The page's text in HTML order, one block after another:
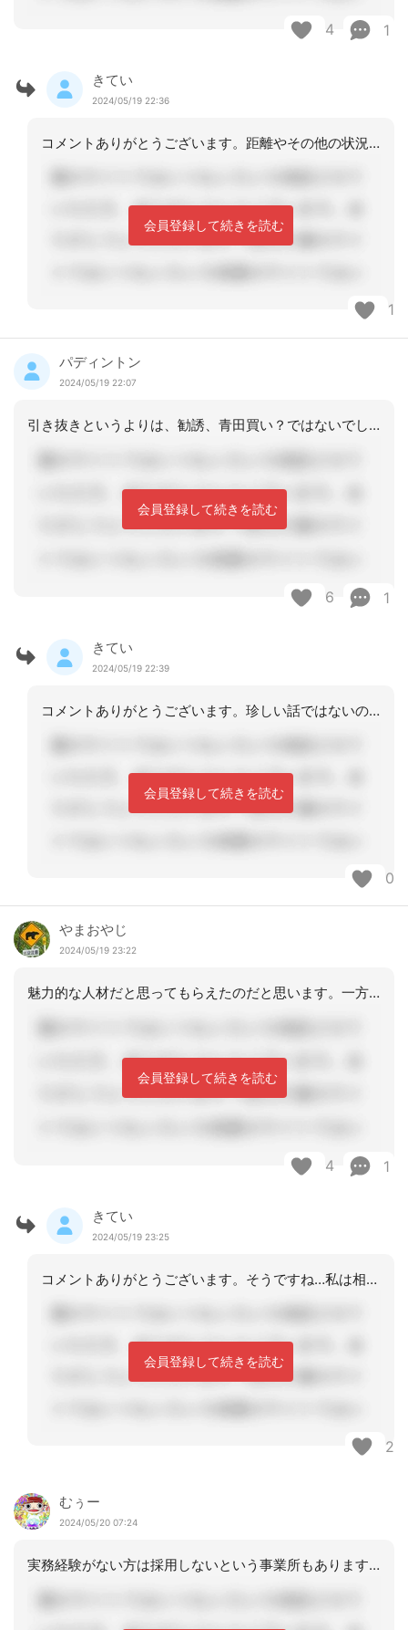
4 1
きてい
2024/05/19 22:36
コメントありがとうございます。距離やその他の状況をよくみて考えたいと思います。
会員登録して続きを読む
1
パディントン
2024/05/19 22:07
引き抜きというよりは、勧誘、青田買い？ではないでしょうか。他の事業所で働いている
会員登録して続きを読む
6 1
きてい
2024/05/19 22:39
コメントありがとうございます。珍しい話ではないのですね。前向きに考えてみます。
会員登録して続きを読む
0
やまおやじ
2024/05/19 23:22
魅力的な人材だと思ってもらえたのだと思います。一方で、そこが魅力的な職場であるか
会員登録して続きを読む
4 1
きてい
2024/05/19 23:25
コメントありがとうございます。そうですね…私は相手のことを知らないことが多く判断
会員登録して続きを読む
2
むぅー
2024/05/20 07:24
実務経験がない方は採用しないという事業所もありますので声がかかったと言うのは欠員